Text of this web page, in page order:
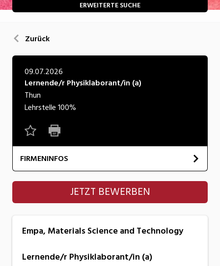
Handwerk/Technik
Kultur
Natur
Verkehr/Logistik
Wirtschaft/Verwaltung
ERWEITERTE SUCHE
Zurück
09.07.2026
Lernende/r Physiklaborant/in (a)
Thun
Lehrstelle100%
FIRMENINFOS
Empa, Materials Science and Technology
JETZT BEWERBEN
Empa, Materials Science and Technology
Lernende/r Physiklaborant/in (a)